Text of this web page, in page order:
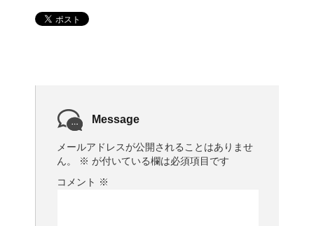
Message
メールアドレスが公開されることはありませ
ん。
※ が付いている欄は必須項目です
コメント ※